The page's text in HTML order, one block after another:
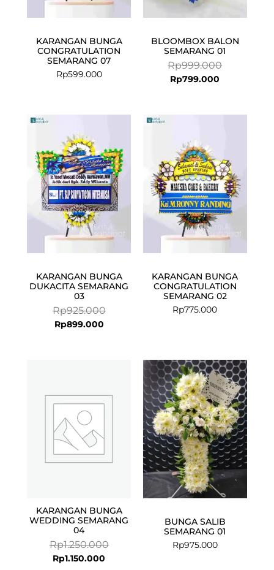
KARANGAN BUNGA
CONGRATULATION
SEMARANG 07
Rp599.000
BLOOMBOX BALON
SEMARANG 01
Rp999.000
Rp799.000
KARANGAN BUNGA
DUKACITA SEMARANG
03
Rp925.000
was:
Rp925.000.
Rp899.000
is:
Rp899.000.
KARANGAN BUNGA
CONGRATULATION
SEMARANG 02
Rp775.000
KARANGAN BUNGA
WEDDING SEMARANG
04
Rp1.250.000
Rp1.250.000.
Rp1.150.000
Rp1.150.000.
BUNGA SALIB
SEMARANG 01
Rp975.000